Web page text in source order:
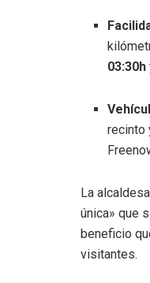
03:30h
recinto
La
única» que
beneficio
visitantes.